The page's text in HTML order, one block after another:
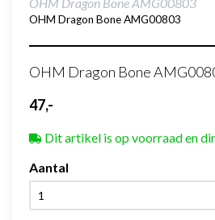
OHM Dragon Bone AMG00803
OHM Dragon Bone
47,-
Dit artikel is op voorraad en
Aantal